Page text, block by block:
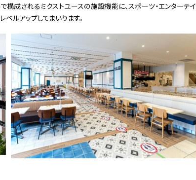
で構成されるミクストユースの施設機能に、スポーツ・エンターテイ
ルアップしてまいります。